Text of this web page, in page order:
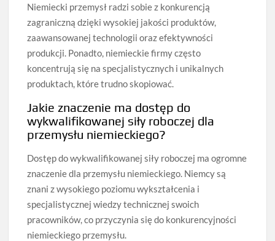
Niemiecki przemysł radzi sobie z konkurencją
zagraniczną dzięki wysokiej jakości produktów,
zaawansowanej technologii oraz efektywności
produkcji. Ponadto, niemieckie firmy często
koncentrują się na specjalistycznych i unikalnych
produktach, które trudno skopiować.
Jakie znaczenie ma dostęp do
wykwalifikowanej siły roboczej dla
przemysłu niemieckiego?
Dostęp do wykwalifikowanej siły roboczej ma ogromne
znaczenie dla przemysłu niemieckiego. Niemcy są
znani z wysokiego poziomu wykształcenia i
specjalistycznej wiedzy technicznej swoich
pracowników, co przyczynia się do konkurencyjności
niemieckiego przemysłu.